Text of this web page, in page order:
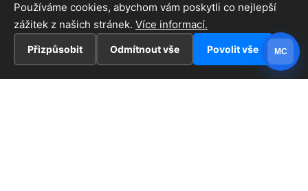
Používáme cookies, abychom vám poskytli co nejlepší
zážitek z našich stránek. Více informací.
Přizpůsobit Odmítnout vše Povolit vše MC